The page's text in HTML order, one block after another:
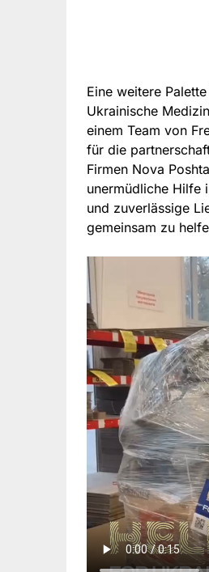
Eine weitere
Ukrainische
einem Team von
für die
Firmen Nova
unermüdliche Hilfe
und zuverlässige
gemeinsam zu